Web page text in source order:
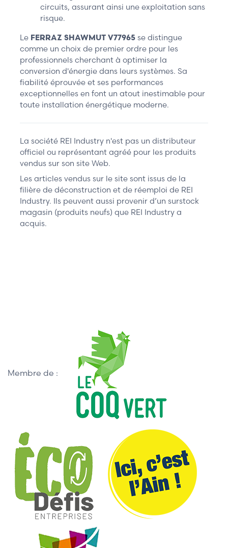
circuits, assurant ainsi une exploitation sans
risque.
Le FERRAZ SHAWMUT V77965 se distingue
comme un choix de premier ordre pour les
professionnels cherchant à optimiser la
conversion d'énergie dans leurs systèmes. Sa
fiabilité éprouvée et ses performances
exceptionnelles en font un atout inestimable pour
toute installation énergétique moderne.
La société REI Industry n'est pas un distributeur
officiel ou représentant agréé pour les produits
vendus sur son site Web.
Les articles vendus sur le site sont issus de la
filière de déconstruction et de réemploi de REI
Industry. Ils peuvent aussi provenir d’un surstock
magasin (produits neufs) que REI Industry a
acquis.
Membre de :